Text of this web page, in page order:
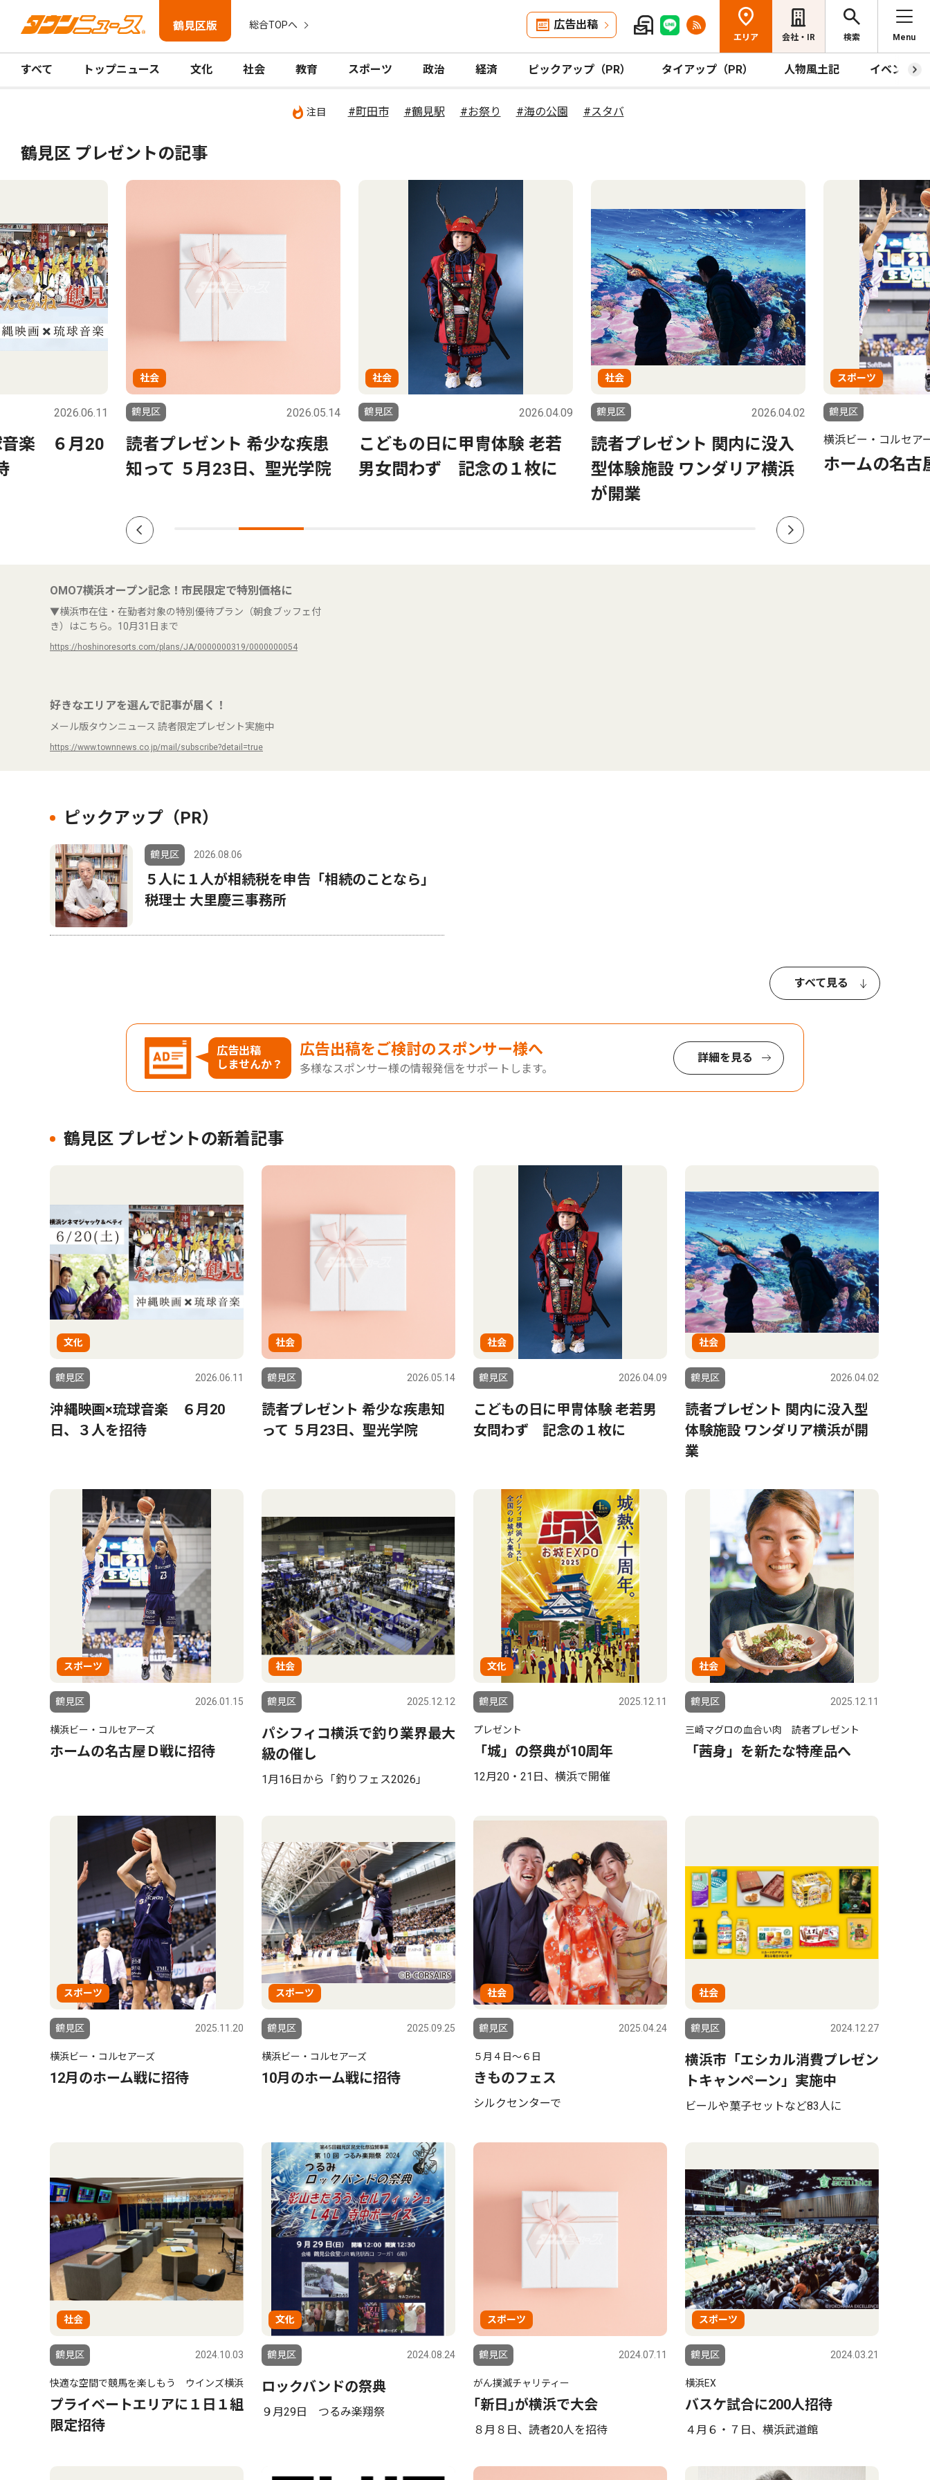
鶴見区版 総合TOPへ 広告出稿
エリア 会社・IR 検索 Menu
すべて トップニュース 文化 社会 教育 スポーツ 政治 経済 ピックアップ（PR） タイアップ（PR） 人物風土記 イベント
注目 #町田市 #鶴見駅 #お祭り #海の公園 #スタバ
鶴見区 プレゼントの記事
2026.05.14
希少な疾患
、聖光学院
社会
鶴見区 2026.04.09
こどもの日に甲冑体験 老若
男女問わず 記念の１枚に
社会
鶴見区 2026.04.02
読者プレゼント 関内に没入
型体験施設 ワンダリア横浜
スポーツ
鶴見区 2026.01.15
横浜ビー・コルセアーズ
ホームの名古屋Ｄ戦に招待
社会
鶴見区
パシフィコ横
最大級の催し
OMO7横浜オープン記念！市民限定で特別価格に
▼横浜市在住・在勤者対象の特別優待プラン（朝食ブッフェ付
き）はこちら。10月31日まで
https://hoshinoresorts.com/plans/JA/0000000319/0000000054
好きなエリアを選んで記事が届く！
メール版タウンニュース 読者限定プレゼント実施中
https://www.townnews.co.jp/mail/subscribe?detail=true
ピックアップ（PR）
鶴見区 2026.08.06
５人に１人が相続税を申告「相続のことなら」
税理士 大里慶三事務所
すべて見る
広告出稿
しませんか？
広告出稿をご検討のスポンサー様へ
多様なスポンサー様の情報発信をサポートします。
詳細を見る
鶴見区 プレゼントの新着記事
文化
鶴見区 2026.06.11
沖縄映画×琉球音楽 ６月20
日、３人を招待
社会
鶴見区 2026.05.14
読者プレゼント 希少な疾患知
って ５月23日、聖光学院
社会
鶴見区 2026.04.09
こどもの日に甲冑体験 老若男
女問わず 記念の１枚に
社会
鶴見区 2026.04.02
読者プレゼント 関内に没入型
体験施設 ワンダリア横浜が開
業
スポーツ
鶴見区 2026.01.15
横浜ビー・コルセアーズ
ホームの名古屋Ｄ戦に招待
社会
鶴見区 2025.12.12
パシフィコ横浜で釣り業界最大
級の催し
1月16日から「釣りフェス2026」
文化
鶴見区 2025.12.11
プレゼント
「城」の祭典が10周年
12月20・21日、横浜で開催
社会
鶴見区 2025.12.11
三崎マグロの血合い肉 読者プレゼント
「茜身」を新たな特産品へ
スポーツ
鶴見区 2025.11.20
横浜ビー・コルセアーズ
12月のホーム戦に招待
スポーツ
鶴見区 2025.09.25
横浜ビー・コルセアーズ
10月のホーム戦に招待
社会
鶴見区 2025.04.24
５月４日〜６日
きものフェス
シルクセンターで
社会
鶴見区 2024.12.27
横浜市「エシカル消費プレゼン
トキャンペーン」実施中
ビールや菓子セットなど83人に
社会
鶴見区 2024.10.03
快適な空間で競馬を楽しもう ウインズ横浜
プライベートエリアに１日１組
限定招待
文化
鶴見区 2024.08.24
ロックバンドの祭典
９月29日 つるみ楽翔祭
スポーツ
鶴見区 2024.07.11
がん撲滅チャリティー
｢新日｣が横浜で大会
８月８日、読者20人を招待
スポーツ
鶴見区 2024.03.21
横浜EX
バスケ試合に200人招待
４月６・７日、横浜武道館